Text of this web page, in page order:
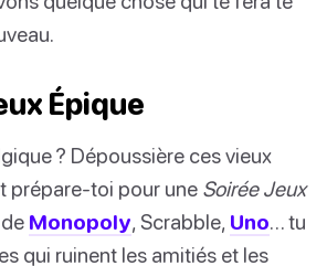
Épique
? Dépoussière ces vieux
prépare-toi pour une Soirée Jeux
Monopoly, Scrabble, Uno… tu
qui ruinent les amitiés et les